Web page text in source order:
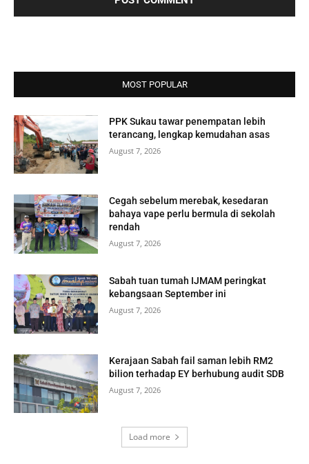
MOST POPULAR
PPK Sukau tawar penempatan lebih
terancang, lengkap kemudahan asas
August 7, 2026
Cegah sebelum merebak, kesedaran
bahaya vape perlu bermula di sekolah
rendah
August 7, 2026
Sabah tuan tumah IJMAM peringkat
kebangsaan September ini
August 7, 2026
Kerajaan Sabah fail saman lebih RM2
bilion terhadap EY berhubung audit SDB
August 7, 2026
Load more